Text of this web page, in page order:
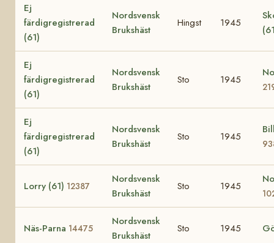
Ej
färdigregistrerad
(61)
Nordsvensk
Brukshäst
Hingst 1945
Ej
färdigregistrerad
(61)
Nordsvensk
Brukshäst
Sto 1945
Ej
färdigregistrerad
(61)
Nordsvensk
Brukshäst
Sto 1945
Lorry (61) 12387
Nordsvensk
Brukshäst
Sto 1945
Näs-Parna 14475
Nordsvensk
Brukshäst
Sto 1945